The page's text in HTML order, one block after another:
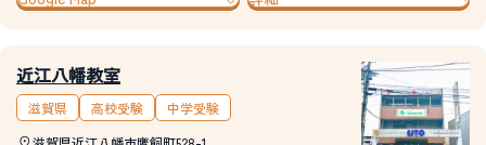
近江八幡教室
滋賀県 高校受験
中学受験